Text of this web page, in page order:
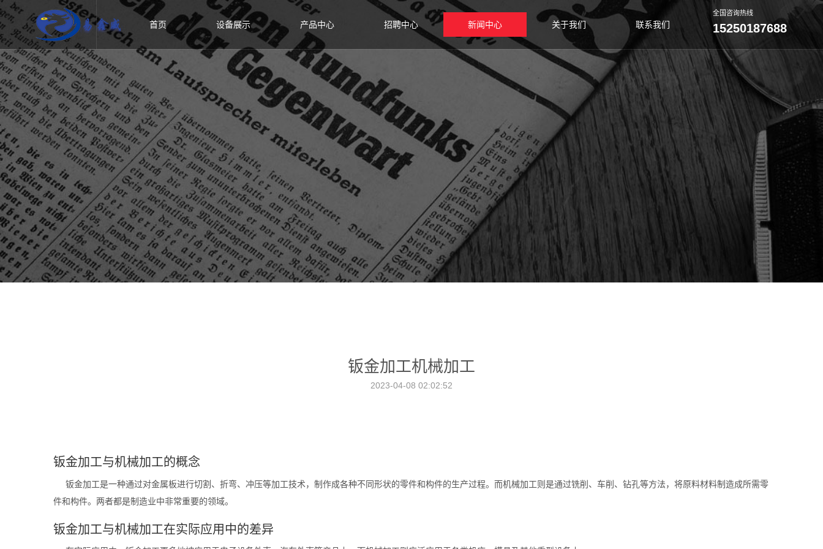
全国咨询热线
15250187688
首页 设备展示 产品中心 招聘中心 新闻中心 关于我们 联系我们
钣金加工机械加工
2023-04-08 02:02:52
钣金加工与机械加工的概念
钣金加工是一种通过对金属板进行切割、折弯、冲压等加工技术，制作成各种不同形状的零件和构件的生产过程。而机械加工则是通过铣削、车削、钻孔等方法，将原料材料制造成所需零
件和构件。两者都是制造业中非常重要的领域。
钣金加工与机械加工在实际应用中的差异